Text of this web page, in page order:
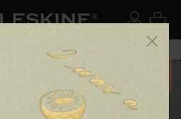
切替 ログ
ドなど) カ
ご購入で送料無料 メニ